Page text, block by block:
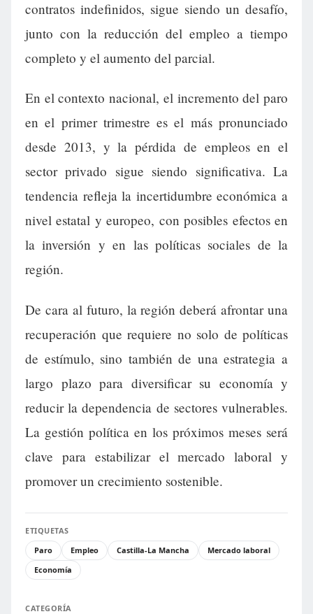
contratos indefinidos, sigue siendo un desafío,
junto con la reducción del empleo a tiempo
completo y el aumento del parcial.
En el contexto nacional, el incremento del paro
en el primer trimestre es el más pronunciado
desde 2013, y la pérdida de empleos en el
sector privado sigue siendo significativa. La
tendencia refleja la incertidumbre económica a
nivel estatal y europeo, con posibles efectos en
la inversión y en las políticas sociales de la
región.
De cara al futuro, la región deberá afrontar una
recuperación que requiere no solo de políticas
de estímulo, sino también de una estrategia a
largo plazo para diversificar su economía y
reducir la dependencia de sectores vulnerables.
La gestión política en los próximos meses será
clave para estabilizar el mercado laboral y
promover un crecimiento sostenible.
ETIQUETAS
Paro
Empleo Castilla-La Mancha
Mercado laboral
Economía
CATEGORÍA